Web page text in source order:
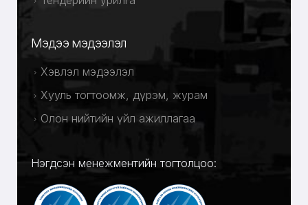
Мэдээ мэдээлэл
Хэвлэл мэдээлэл
Хууль тогтоомж, дүрэм, журам
Олон нийтийн үйл ажиллагаа
Нэгдсэн менежментийн тогтолцоо: